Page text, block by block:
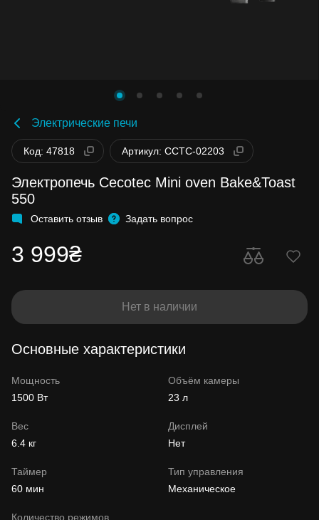
Электрические печи
Код: 47818 Артикул: CCTC-02203
Электропечь Cecotec Mini oven Bake&Toast
550
Оставить отзыв Задать вопрос
3 999₴
Нет в наличии
Основные характеристики
Мощность
1500 Вт
Объём камеры
23 л
Вес
6.4 кг
Дисплей
Нет
Таймер
60 мин
Тип управления
Механическое
Количество режимов